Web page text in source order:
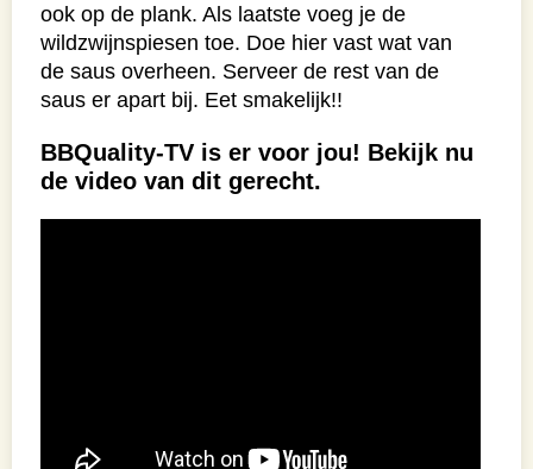
ook op de plank. Als laatste voeg je de
wildzwijnspiesen toe. Doe hier vast wat van
de saus overheen. Serveer de rest van de
saus er apart bij. Eet smakelijk!!
BBQuality-TV is er voor jou! Bekijk nu
de video van dit gerecht.